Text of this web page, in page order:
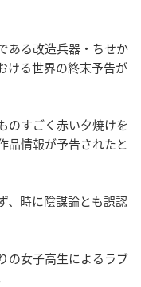
ある改造兵器・ちせか
ける世界の終末予告が
のすごく赤い夕焼けを
品情報が予告されたと
、時に陰謀論とも誤認
の女子高生によるラブ